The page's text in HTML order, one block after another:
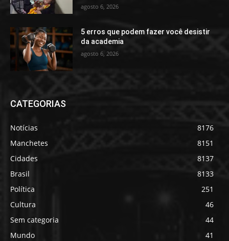
agosto 6, 2026
5 erros que podem fazer você desistir
da academia
agosto 6, 2026
CATEGORIAS
Notícias
8176
Manchetes
8151
Cidades
8137
Brasil
8133
Política
251
Cultura
46
Sem categoria
44
Mundo
41